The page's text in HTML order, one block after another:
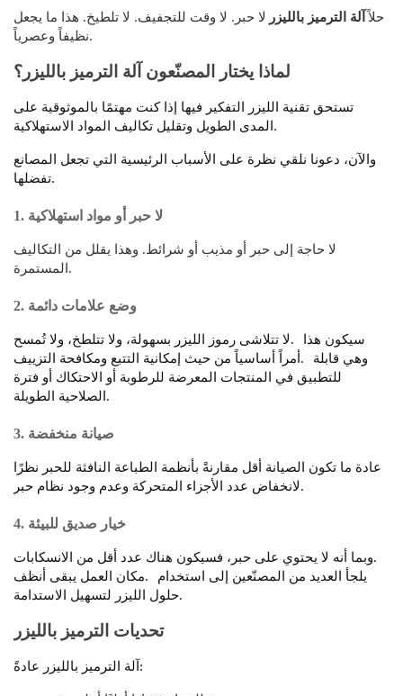
لا حبر. لا وقت للتجفيف. لا تلطيخ. هذا ما يجعل آلة الترميز بالليزر حلاً
نظيفاً وعصرياً.
لماذا يختار المصنّعون آلة الترميز بالليزر؟
تستحق تقنية الليزر التفكير فيها إذا كنت مهتمًا بالموثوقية على
المدى الطويل وتقليل تكاليف المواد الاستهلاكية.
والآن، دعونا نلقي نظرة على الأسباب الرئيسية التي تجعل المصانع
تفضلها.
1. لا حبر أو مواد استهلاكية
لا حاجة إلى حبر أو مذيب أو شرائط. وهذا يقلل من التكاليف
المستمرة.
2. وضع علامات دائمة
لا تتلاشى رموز الليزر بسهولة، ولا تتلطخ، ولا تُمسح.
سيكون هذا
أمراً أساسياً من حيث إمكانية التتبع ومكافحة التزييف.
وهي قابلة
للتطبيق في المنتجات المعرضة للرطوبة أو الاحتكاك أو فترة
الصلاحية الطويلة.
3. صيانة منخفضة
عادة ما تكون الصيانة أقل مقارنةً بأنظمة الطباعة النافثة للحبر نظرًا
لانخفاض عدد الأجزاء المتحركة وعدم وجود نظام حبر.
4. خيار صديق للبيئة
وبما أنه لا يحتوي على حبر، فسيكون هناك عدد أقل من الانسكابات.
مكان العمل يبقى أنظف.
يلجأ العديد من المصنّعين إلى استخدام
حلول الليزر لتسهيل الاستدامة.
تحديات الترميز بالليزر
آلة الترميز بالليزر عادةً: